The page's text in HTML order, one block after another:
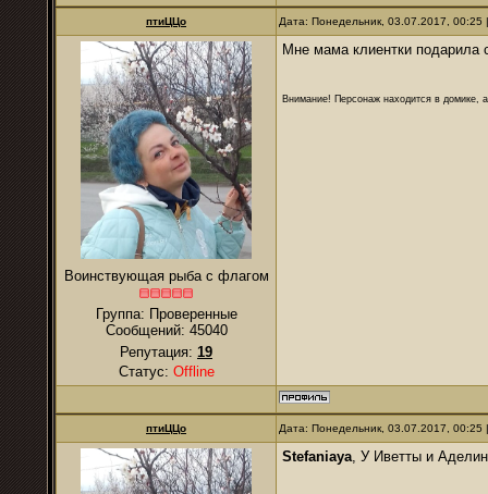
птиЦЦо Дата: Понедельник, 03.07.2017,
Воинствующая рыба с флагом
Группа: Проверенные
Сообщений: 45040
Репутация: 19
Статус: Offline
Мне мама клиентки подарила
Внимание! Персонаж находится в домике,
птиЦЦо Дата: Понедельник, 03.07.2017,
Stefaniaya, У Иветты и